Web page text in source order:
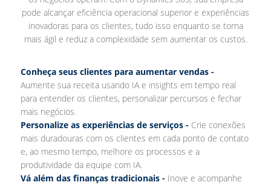
pode alcançar eficiência operacional superior e experiências
inovadoras para os clientes, tudo isso enquanto se torna
mais ágil e reduz a complexidade sem aumentar os custos.
Conheça seus clientes para aumentar vendas -
Aumente sua receita usando IA e insights em tempo real
para entender os clientes, personalizar percursos e fechar
mais negócios.
Personalize as experiências de serviços - Crie conexões
mais duradouras com os clientes em cada ponto de contato
e, ao mesmo tempo, melhore os processos e a
produtividade da equipe com IA.
Vá além das finanças tradicionais - Inove e acompanhe